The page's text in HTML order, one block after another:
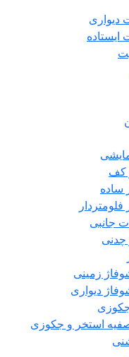
دیواری
ایستاده
کف
ساده
فلومتردار
جانبی
چدنی
زمینی
دیواری
جکوزی
استخر و جکوزی